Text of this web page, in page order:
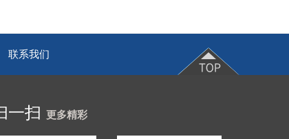
联系我们
一扫 更多精彩